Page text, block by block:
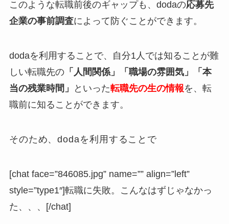
このような転職前後のギャップも、dodaの応募先
企業の事前調査によって防ぐことができます。
dodaを利用することで、自分1人では知ることが難
しい転職先の「人間関係」
「職場の雰囲気」「本
当の残業時間」
といった転職先の生の情報を、転
職前に知ることができます。
そのため、dodaを利用することで
[chat face=”846085.jpg” name=”” align=”left”
style=”type1″]転職に失敗。こんなはずじゃなかっ
た、、、[/chat]